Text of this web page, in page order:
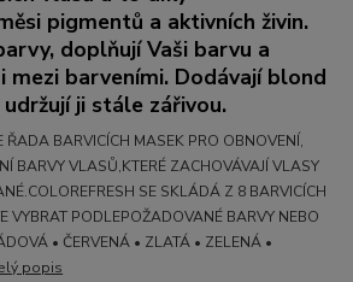
pigmentů a aktivních živin.
doplňují Vaši barvu a
mezi barveními. Dodávají blond
ji stále zářivou.
ŘADA BARVICÍCH MASEK PRO OBNOVENÍ,
BARVY VLASŮ,KTERÉ ZACHOVÁVAJÍ VLASY
SE SKLÁDÁ Z 8 BARVICÍCH
VYBRAT PODLEPOŽADOVANÉ BARVY NEBO
• ČERVENÁ • ZLATÁ • ZELENÁ •
popis